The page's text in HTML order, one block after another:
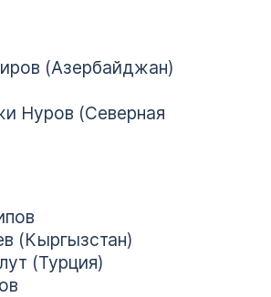
(Азербайджан)
Нуров (Северная
(Кыргызстан)
(Турция)